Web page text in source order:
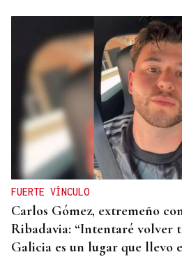
FUERTE VÍNCULO
Carlos Gómez, extremeño
Ribadavia: “Intentaré volver
Galicia es un lugar que llevo